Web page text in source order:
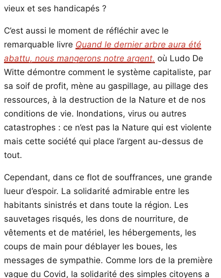
vieux et ses handicapés ?
C’est aussi le moment de réfléchir avec le
remarquable livre Quand le dernier arbre aura été
abattu, nous mangerons notre argent, où Ludo De
Witte démontre comment le système capitaliste, par
sa soif de profit, mène au gaspillage, au pillage des
ressources, à la destruction de la Nature et de nos
conditions de vie. Inondations, virus ou autres
catastrophes : ce n’est pas la Nature qui est violente
mais cette société qui place l’argent au-dessus de
tout.
Cependant, dans ce flot de souffrances, une grande
lueur d’espoir. La solidarité admirable entre les
habitants sinistrés et dans toute la région. Les
sauvetages risqués, les dons de nourriture, de
vêtements et de matériel, les hébergements, les
coups de main pour déblayer les boues, les
messages de sympathie. Comme lors de la première
vague du Covid, la solidarité des simples citoyens a